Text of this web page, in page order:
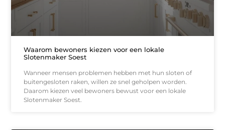
Waarom bewoners kiezen voor een lokale
Slotenmaker Soest
Wanneer mensen problemen hebben met hun sloten of
buitengesloten raken, willen ze snel geholpen worden.
Daarom kiezen veel bewoners bewust voor een lokale
Slotenmaker Soest.